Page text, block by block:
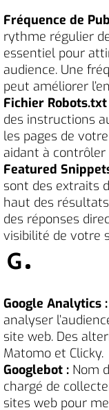
Fréquence de
rythme régulier
essentiel pour
audience. Une
peut améliorer
Fichier Robots.txt
des instructions
les pages de
aidant à contrôler
Featured
sont des extraits
haut des
des réponses
visibilité de votre
G
Google Analytics :
analyser
site web. Des
Matomo et Clicky.
Googlebot : Nom
chargé de
sites web pour